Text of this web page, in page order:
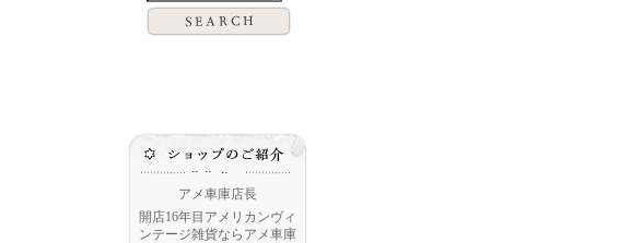
アメ車庫店長
開店16年目アメリカンヴィ
ンテージ雑貨ならアメ車庫